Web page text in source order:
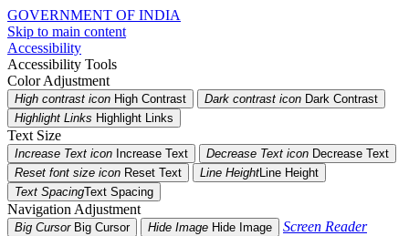
GOVERNMENT OF INDIA
Skip to main content
Accessibility
Accessibility Tools
Color Adjustment
High contrast icon High Contrast Dark contrast icon Dark Contrast
Highlight Links Highlight Links
Text Size
Increase Text icon Increase Text Decrease Text icon Decrease Text
Reset font size icon Reset Text Line HeightLine Height
Text SpacingText Spacing
Navigation Adjustment
Big CursorBig Cursor Hide Image Hide Image
Screen Reader